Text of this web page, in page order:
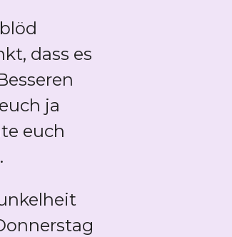
dass es
ja
euch